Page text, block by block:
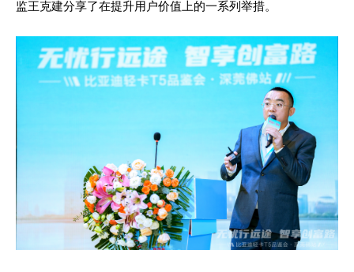
监王克建分享了在提升用户价值上的一系列举措。